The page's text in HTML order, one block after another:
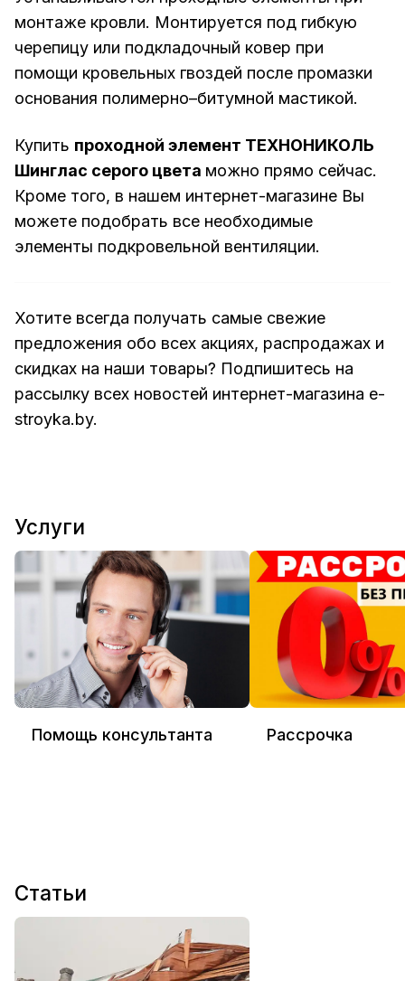
монтаже кровли. Монтируется под гибкую
черепицу или подкладочный ковер при
помощи кровельных гвоздей после промазки
основания полимерно–битумной мастикой.
Купить проходной элемент ТЕХНОНИКОЛЬ
Шинглас серого цвета можно прямо сейчас.
Кроме того, в нашем интернет-магазине Вы
можете подобрать все необходимые
элементы подкровельной вентиляции.
Хотите всегда получать самые свежие
предложения обо всех акциях, распродажах и
скидках на наши товары? Подпишитесь на
рассылку всех новостей интернет-магазина e-
stroyka.by.
Услуги
Помощь консультанта Рассрочка
Статьи